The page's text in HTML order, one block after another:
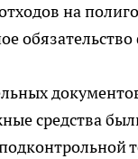
на
средства